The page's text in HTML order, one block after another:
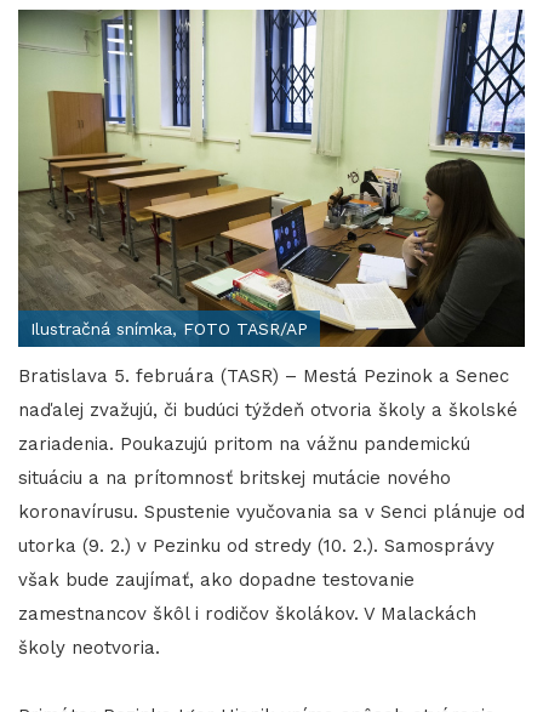
Ilustračná snímka, FOTO TASR/AP
Bratislava 5. februára (TASR) – Mestá Pezinok a Senec
naďalej zvažujú, či budúci týždeň otvoria školy a školské
zariadenia. Poukazujú pritom na vážnu pandemickú
situáciu a na prítomnosť britskej mutácie nového
koronavírusu. Spustenie vyučovania sa v Senci plánuje od
utorka (9. 2.) v Pezinku od stredy (10. 2.). Samosprávy
však bude zaujímať, ako dopadne testovanie
zamestnancov škôl i rodičov školákov. V Malackách
školy neotvoria.